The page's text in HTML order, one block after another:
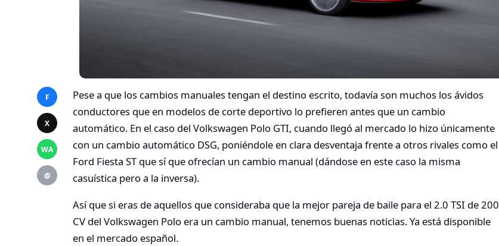
F
X
WA
@
Pese a que los cambios manuales tengan el destino escrito, todavía son muchos los ávidos
conductores que en modelos de corte deportivo lo prefieren antes que un cambio
automático. En el caso del Volkswagen Polo GTI, cuando llegó al mercado lo hizo únicamente
con un cambio automático DSG, poniéndole en clara desventaja frente a otros rivales como el
Ford Fiesta ST que sí que ofrecían un cambio manual (dándose en este caso la misma
casuística pero a la inversa).
Así que si eras de aquellos que consideraba que la mejor pareja de baile para el 2.0 TSI de 200
CV del Volkswagen Polo era un cambio manual, tenemos buenas noticias. Ya está disponible
en el mercado español.